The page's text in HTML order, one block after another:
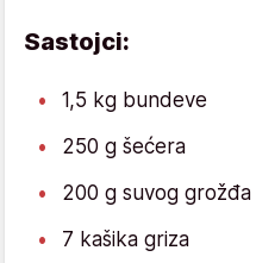
Sastojci:
1,5 kg bundeve
250 g šećera
200 g suvog grožđa
7 kašika griza